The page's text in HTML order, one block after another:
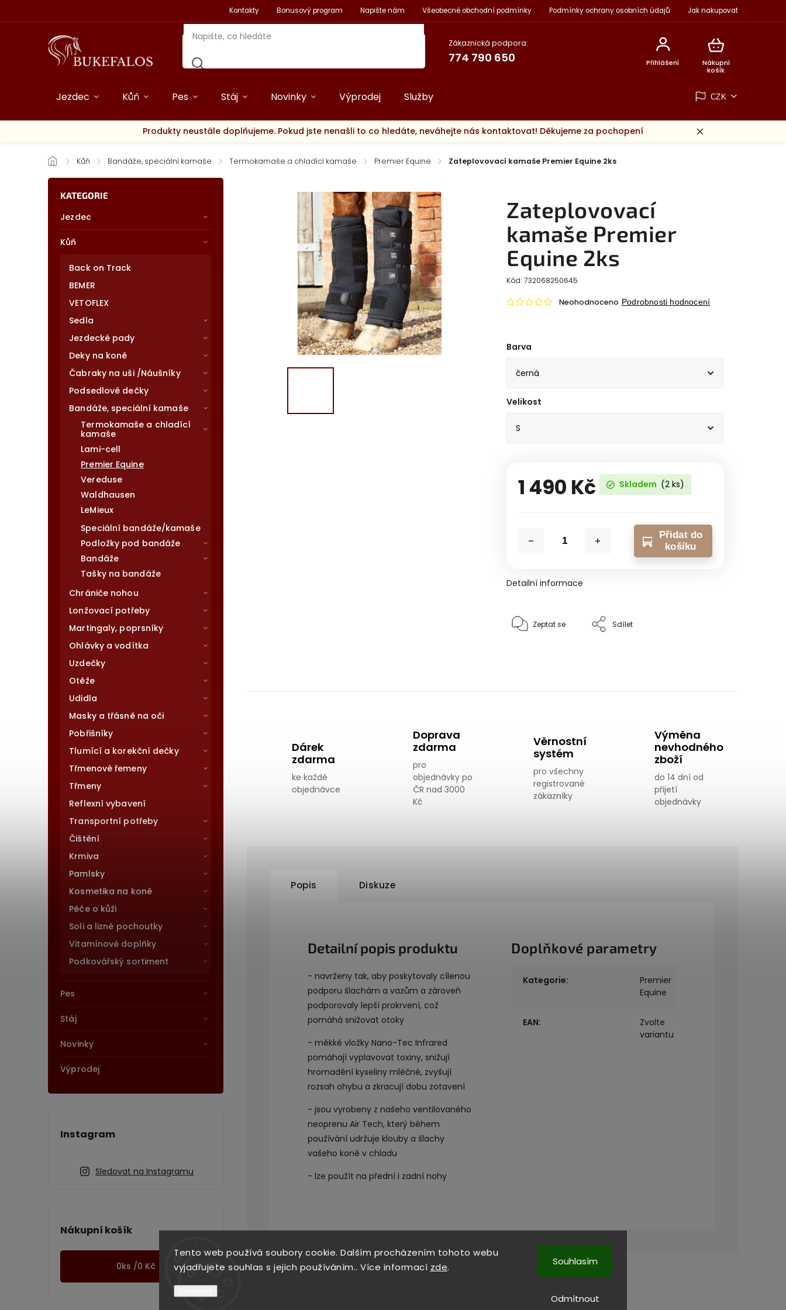
Tento web používá soubory cookie. Dalším procházením tohoto webu
vyjadřujete souhlas s jejich používáním.. Více informací zde.
Odmítnout
Souhlasím
Kontakty Bonusový program Napište nám Všeobecné obchodní podmínky Podmínky ochrany osobních údajů Jak nakupovat
Zákaznická podpora:
774 790 650
Nákupní
košík
Přihlášení
CZK
Jezdec Kůň Pes Stáj Novinky Výprodej Služby
Produkty neustále doplňujeme. Pokud jste nenašli to co hledáte, neváhejte nás kontaktovat! Děkujeme za pochopení
/ Kůň / Bandáže, speciální kamaše / Termokamaše a chladící kamaše / Premier Equine / Zateplovovací kamaše Premier Equine 2ks
KATEGORIE
Jezdec
Kůň
Back on Track
BEMER
VETOFLEX
Sedla
Jezdecké pady
Deky na koně
Čabraky na uši /Náušníky
Podsedlové dečky
Bandáže, speciální kamaše
Termokamaše a chladící
kamaše
Lami-cell
Premier Equine
Vereduse
Waldhausen
LeMieux
Speciální bandáže/kamaše
Podložky pod bandáže
Bandáže
Tašky na bandáže
Chrániče nohou
Lonžovací potřeby
Martingaly, poprsníky
Ohlávky a vodítka
Uzdečky
Otěže
Udidla
Masky a třásně na oči
Pobřišníky
Tlumící a korekční dečky
Třmenové řemeny
Třmeny
Reflexní vybavení
Transportní potřeby
Čištění
Krmiva
Pamlsky
Kosmetika na koně
Péče o kůži
Soli a lizné pochoutky
Vitamínové doplňky
Podkovářský sortiment
Pes
Stáj
Novinky
Výprodej
Instagram
Sledovat na Instagramu
Nákupní košík
0ks /0 Kč
Zateplovovací
kamaše Premier
Equine 2ks
Kód: 732068250645
Neohodnoceno Podrobnosti hodnocení
Barva
Velikost
1 490 Kč Skladem (2 ks)
Přidat do
košíku
Detailní informace
Zeptat se Sdílet
Dárek
zdarma
ke každé
objednávce
Doprava
zdarma
pro
objednávky po
ČR nad 3000
Kč
Věrnostní
systém
pro všechny
registrované
zákazníky
Výměna
nevhodného
zboží
do 14 dní od
přijetí
objednávky
Popis Diskuze
Detailní popis produktu
- navrženy tak, aby poskytovaly cílenou
podporu šlachám a vazům a zároveň
podporovaly lepší prokrvení, což
pomáhá snižovat otoky
- měkké vložky Nano-Tec Infrared
pomáhají vyplavovat toxiny, snižují
hromadění kyseliny mléčné, zvyšují
rozsah ohybu a zkracují dobu zotavení
- jsou vyrobeny z našeho ventilovaného
neoprenu Air Tech, který během
používání udržuje klouby a šlachy
vašeho koně v chladu
- lze použít na přední i zadní nohy
Doplňkové parametry
Kategorie:
Premier
Equine
EAN:
Zvolte
variantu